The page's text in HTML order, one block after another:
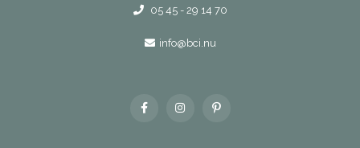
05 45 - 29 14 70
info@bci.nu